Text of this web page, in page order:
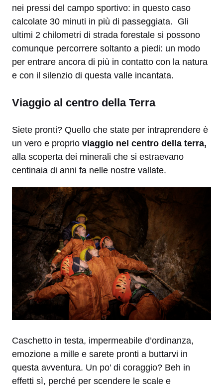
nei pressi del campo sportivo: in questo caso
calcolate 30 minuti in più di passeggiata. Gli
ultimi 2 chilometri di strada forestale si possono
comunque percorrere soltanto a piedi: un modo
per entrare ancora di più in contatto con la natura
e con il silenzio di questa valle incantata.
Viaggio al centro della Terra
Siete pronti? Quello che state per intraprendere è
un vero e proprio viaggio nel centro della terra,
alla scoperta dei minerali che si estraevano
centinaia di anni fa nelle nostre vallate.
Caschetto in testa, impermeabile d’ordinanza,
emozione a mille e sarete pronti a buttarvi in
questa avventura. Un po’ di coraggio? Beh in
effetti sì, perché per scendere le scale e